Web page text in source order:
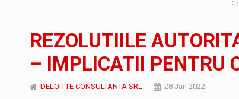
STIRI JAECOO 5 SHS-H a ajuns in Romania
ARTICOLE Proteinmaxxing and the Future of
REZOLUTIILE
– IMPLICATII PENTRU
DELOITTE CONSULTANTA SRL 28 Jan 2022